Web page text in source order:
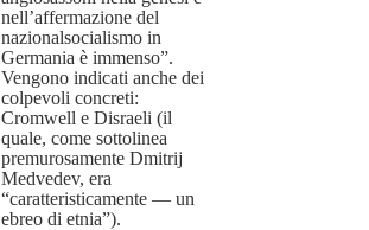
nell’affermazione del
nazionalsocialismo in
Germania è immenso”.
Vengono indicati anche dei
colpevoli concreti:
Cromwell e Disraeli (il
quale, come sottolinea
premurosamente Dmitrij
Medvedev, era
“caratteristicamente — un
ebreo di etnia”).